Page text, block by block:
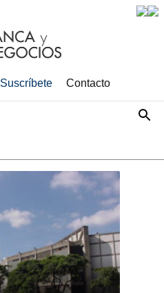
Suscríbete Contacto